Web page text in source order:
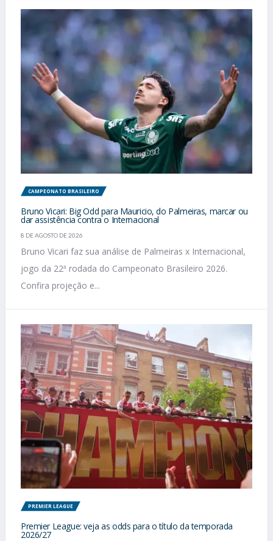
CAMPEONATO BRASILEIRO
Bruno Vicari: Big Odd para Mauricio, do Palmeiras, marcar ou
dar assistência contra o Internacional
8 DE AGOSTO DE 2026
Bruno Vicari faz sua análise de Palmeiras x Internacional,
jogo da 22ª rodada do Campeonato Brasileiro 2026.
Confira projeção e...
PREMIER LEAGUE
Premier League: veja as odds para o título da temporada
2026/27